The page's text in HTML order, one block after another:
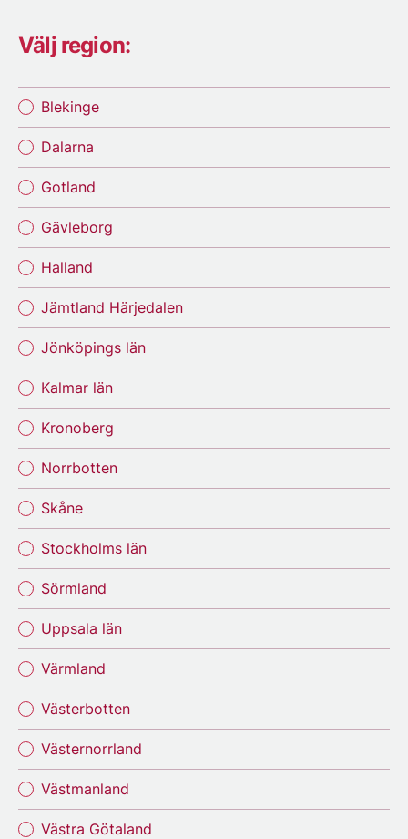
Välj region:
Blekinge
Dalarna
Gotland
Gävleborg
Halland
Jämtland Härjedalen
Jönköpings län
Kalmar län
Kronoberg
Norrbotten
Skåne
Stockholms län
Sörmland
Uppsala län
Värmland
Västerbotten
Västernorrland
Västmanland
Västra Götaland